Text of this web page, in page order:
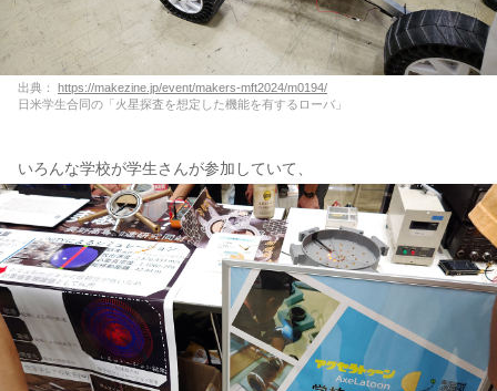
出典：
https://makezine.jp/event/makers-mft2024/m0194/
日米学生合同の「火星探査を想定した機能を有するローバ」
いろんな学校が学生さんが参加していて、